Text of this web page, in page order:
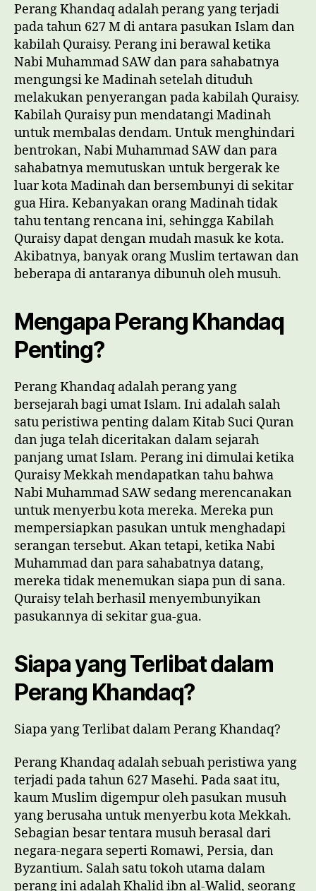
Perang Khandaq adalah perang yang terjadi
pada tahun 627 M di antara pasukan Islam dan
kabilah Quraisy. Perang ini berawal ketika
Nabi Muhammad SAW dan para sahabatnya
mengungsi ke Madinah setelah dituduh
melakukan penyerangan pada kabilah Quraisy.
Kabilah Quraisy pun mendatangi Madinah
untuk membalas dendam. Untuk menghindari
bentrokan, Nabi Muhammad SAW dan para
sahabatnya memutuskan untuk bergerak ke
luar kota Madinah dan bersembunyi di sekitar
gua Hira. Kebanyakan orang Madinah tidak
tahu tentang rencana ini, sehingga Kabilah
Quraisy dapat dengan mudah masuk ke kota.
Akibatnya, banyak orang Muslim tertawan dan
beberapa di antaranya dibunuh oleh musuh.
Mengapa Perang Khandaq
Penting?
Perang Khandaq adalah perang yang
bersejarah bagi umat Islam. Ini adalah salah
satu peristiwa penting dalam Kitab Suci Quran
dan juga telah diceritakan dalam sejarah
panjang umat Islam. Perang ini dimulai ketika
Quraisy Mekkah mendapatkan tahu bahwa
Nabi Muhammad SAW sedang merencanakan
untuk menyerbu kota mereka. Mereka pun
mempersiapkan pasukan untuk menghadapi
serangan tersebut. Akan tetapi, ketika Nabi
Muhammad dan para sahabatnya datang,
mereka tidak menemukan siapa pun di sana.
Quraisy telah berhasil menyembunyikan
pasukannya di sekitar gua-gua.
Siapa yang Terlibat dalam
Perang Khandaq?
Siapa yang Terlibat dalam Perang Khandaq?
Perang Khandaq adalah sebuah peristiwa yang
terjadi pada tahun 627 Masehi. Pada saat itu,
kaum Muslim digempur oleh pasukan musuh
yang berusaha untuk menyerbu kota Mekkah.
Sebagian besar tentara musuh berasal dari
negara-negara seperti Romawi, Persia, dan
Byzantium. Salah satu tokoh utama dalam
perang ini adalah Khalid ibn al-Walid, seorang